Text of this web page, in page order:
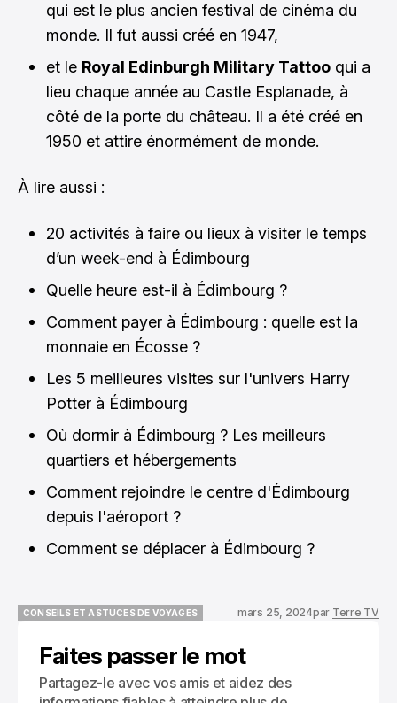
qui est le plus ancien festival de cinéma du
monde. Il fut aussi créé en 1947,
et le Royal Edinburgh Military Tattoo qui a
lieu chaque année au Castle Esplanade, à
côté de la porte du château. Il a été créé en
1950 et attire énormément de monde.
À lire aussi :
20 activités à faire ou lieux à visiter le temps
d’un week-end à Édimbourg
Quelle heure est-il à Édimbourg ?
Comment payer à Édimbourg : quelle est la
monnaie en Écosse ?
Les 5 meilleures visites sur l'univers Harry
Potter à Édimbourg
Où dormir à Édimbourg ? Les meilleurs
quartiers et hébergements
Comment rejoindre le centre d'Édimbourg
depuis l'aéroport ?
Comment se déplacer à Édimbourg ?
CONSEILS ET ASTUCES DE VOYAGES
mars 25, 2024par Terre TV
Faites passer le mot
Partagez-le avec vos amis et aidez des